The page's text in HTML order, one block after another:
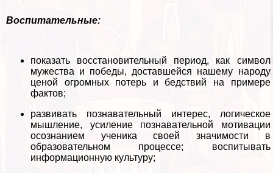
Воспитательные:
показать восстановительный период, как символ
мужества и победы, доставшейся нашему народу
ценой огромных потерь и бедствий на примере
фактов;
развивать познавательный интерес, логическое
мышление, усиление познавательной мотивации
осознанием ученика своей значимости в
образовательном процессе; воспитывать
информационную культуру;